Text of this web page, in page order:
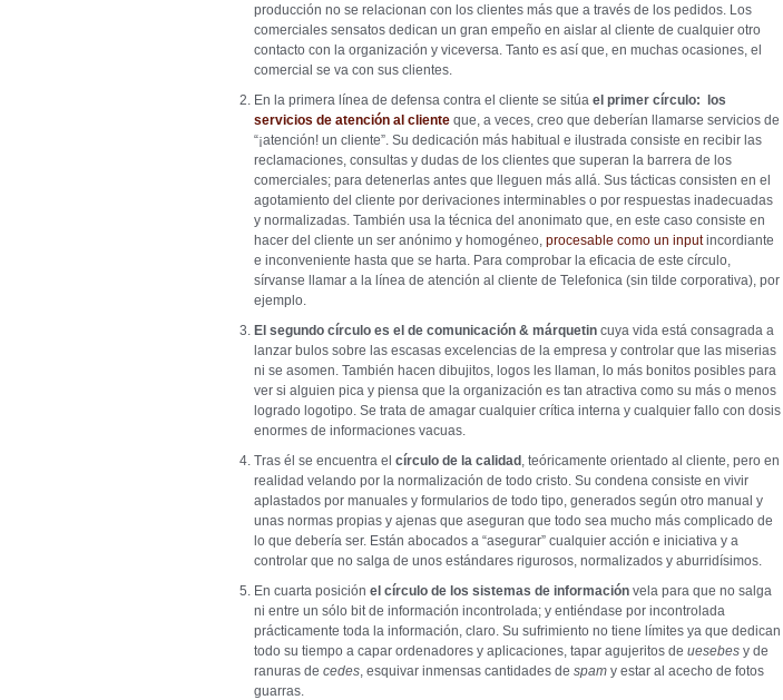
producción no se relacionan con los clientes más que a través de los pedidos. Los
comerciales sensatos dedican un gran empeño en aislar al cliente de cualquier otro
contacto con la organización y viceversa. Tanto es así que, en muchas ocasiones, el
comercial se va con sus clientes.
En la primera línea de defensa contra el cliente se sitúa el primer círculo: los
servicios de atención al cliente que, a veces, creo que deberían llamarse servicios de
“¡atención! un cliente”. Su dedicación más habitual e ilustrada consiste en recibir las
reclamaciones, consultas y dudas de los clientes que superan la barrera de los
comerciales; para detenerlas antes que lleguen más allá. Sus tácticas consisten en el
agotamiento del cliente por derivaciones interminables o por respuestas inadecuadas
y normalizadas. También usa la técnica del anonimato que, en este caso consiste en
hacer del cliente un ser anónimo y homogéneo, procesable como un inputincordiante
e inconveniente hasta que se harta. Para comprobar la eficacia de este círculo,
sírvanse llamar a la línea de atención al cliente de Telefonica (sin tilde corporativa), por
ejemplo.
El segundo círculo es el de comunicación & márquetin cuya vida está consagrada a
lanzar bulos sobre las escasas excelencias de la empresa y controlar que las miserias
ni se asomen. También hacen dibujitos, logos les llaman, lo más bonitos posibles para
ver si alguien pica y piensa que la organización es tan atractiva como su más o menos
logrado logotipo. Se trata de amagar cualquier crítica interna y cualquier fallo con dosis
enormes de informaciones vacuas.
Tras él se encuentra el círculo de la calidad , teóricamente orientado al cliente, pero en
realidad velando por la normalización de todo cristo. Su condena consiste en vivir
aplastados por manuales y formularios de todo tipo, generados según otro manual y
unas normas propias y ajenas que aseguran que todo sea mucho más complicado de
lo que debería ser. Están abocados a “asegurar” cualquier acción e iniciativa y a
controlar que no salga de unos estándares rigurosos, normalizados y aburridísimos.
En cuarta posición el círculo de los sistemas de información vela para que no salga
ni entre un sólo bit de información incontrolada; y entiéndase por incontrolada
prácticamente toda la información, claro. Su sufrimiento no tiene límites ya que dedican
todo su tiempo a capar ordenadores y aplicaciones, tapar agujeritos de uesebes y de
ranuras de cedes, esquivar inmensas cantidades de spam y estar al acecho de fotos
guarras.